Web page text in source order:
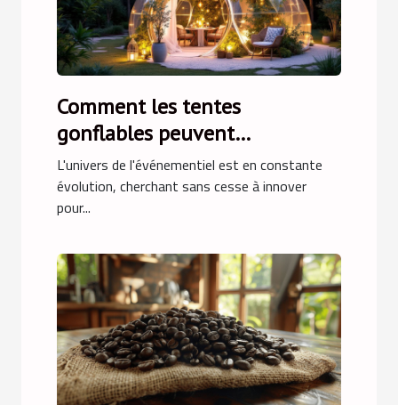
Comment les tentes
gonflables peuvent
révolutionner vos événements
L'univers de l'événementiel est en constante
évolution, cherchant sans cesse à innover
pour...